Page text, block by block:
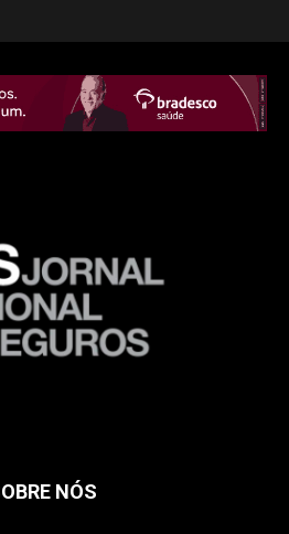
NÓS